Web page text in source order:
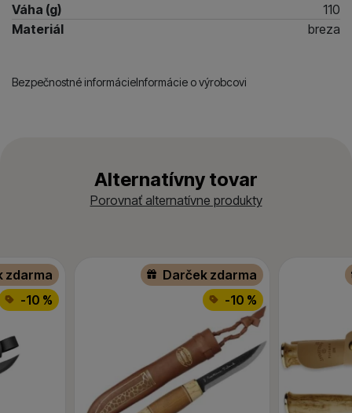
Váha (g)
110
Materiál
breza
Bezpečnostné informácieInformácie o výrobcovi
Alternatívny tovar
Porovnať alternatívne produkty
Darček zdarma
-10 %
zdarma
-10 %